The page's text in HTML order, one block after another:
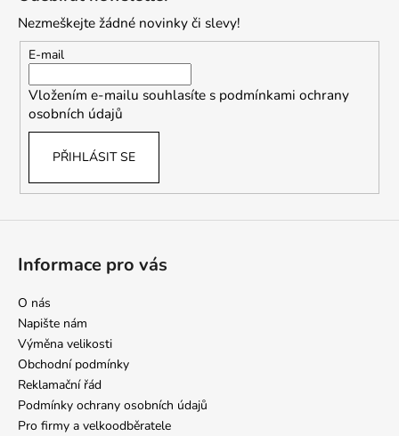
Nezmeškejte žádné novinky či slevy!
E-mail
Vložením e-mailu souhlasíte s podmínkami ochrany
osobních údajů
PŘIHLÁSIT SE
Informace pro vás
O nás
Napište nám
Výměna velikosti
Obchodní podmínky
Reklamační řád
Podmínky ochrany osobních údajů
Pro firmy a velkoodběratele